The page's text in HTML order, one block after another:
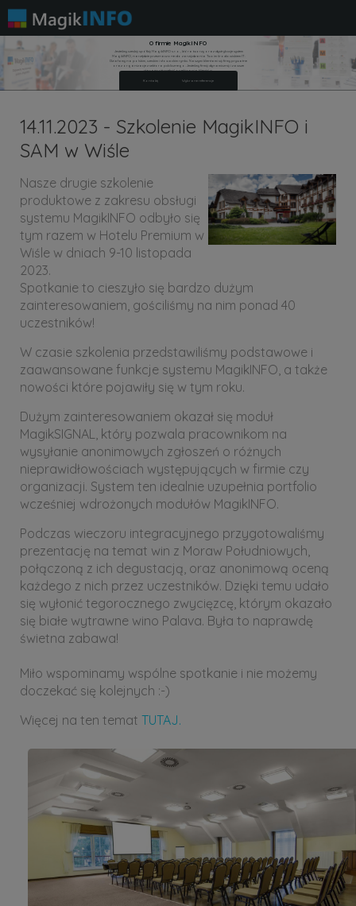
O firmie MagikINFO
Jesteśmy czeską spółką MagikINFO s.r.o., która tworzy oraz dystrybuuje system
MagikINFO, narzędzie przeznaczone do zarządzania Twoim środowiskiem IT.
Działamy na polskim, czeskim i słowackim rynku. Naszymi klientami są firmy prywatne
oraz organizacje z sektora publicznego. Jesteśmy firmą dynamiczną i zawsze
staramy się spełnić oczekiwania klientów.
Kontakty Wybrane referencje
14.11.2023 - Szkolenie MagikINFO i
SAM w Wiśle
Nasze drugie szkolenie
produktowe z zakresu obsługi
systemu MagikINFO odbyło się
tym razem w Hotelu Premium w
Wiśle w dniach 9-10 listopada
2023.
Spotkanie to cieszyło się bardzo dużym
zainteresowaniem, gościliśmy na nim ponad 40
uczestników!
W czasie szkolenia przedstawiliśmy podstawowe i
zaawansowane funkcje systemu MagikINFO, a także
nowości które pojawiły się w tym roku.
Dużym zainteresowaniem okazał się moduł
MagikSIGNAL, który pozwala pracownikom na
wysyłanie anonimowych zgłoszeń o różnych
nieprawidłowościach występujących w firmie czy
organizacji. System ten idealnie uzupełnia portfolio
wcześniej wdrożonych modułów MagikINFO.
Podczas wieczoru integracyjnego przygotowaliśmy
prezentację na temat win z Moraw Południowych,
połączoną z ich degustacją, oraz anonimową oceną
każdego z nich przez uczestników. Dzięki temu udało
się wyłonić tegorocznego zwycięzcę, którym okazało
się białe wytrawne wino Palava. Była to naprawdę
świetna zabawa!
Miło wspominamy wspólne spotkanie i nie możemy
doczekać się kolejnych :-)
Więcej na ten temat TUTAJ.